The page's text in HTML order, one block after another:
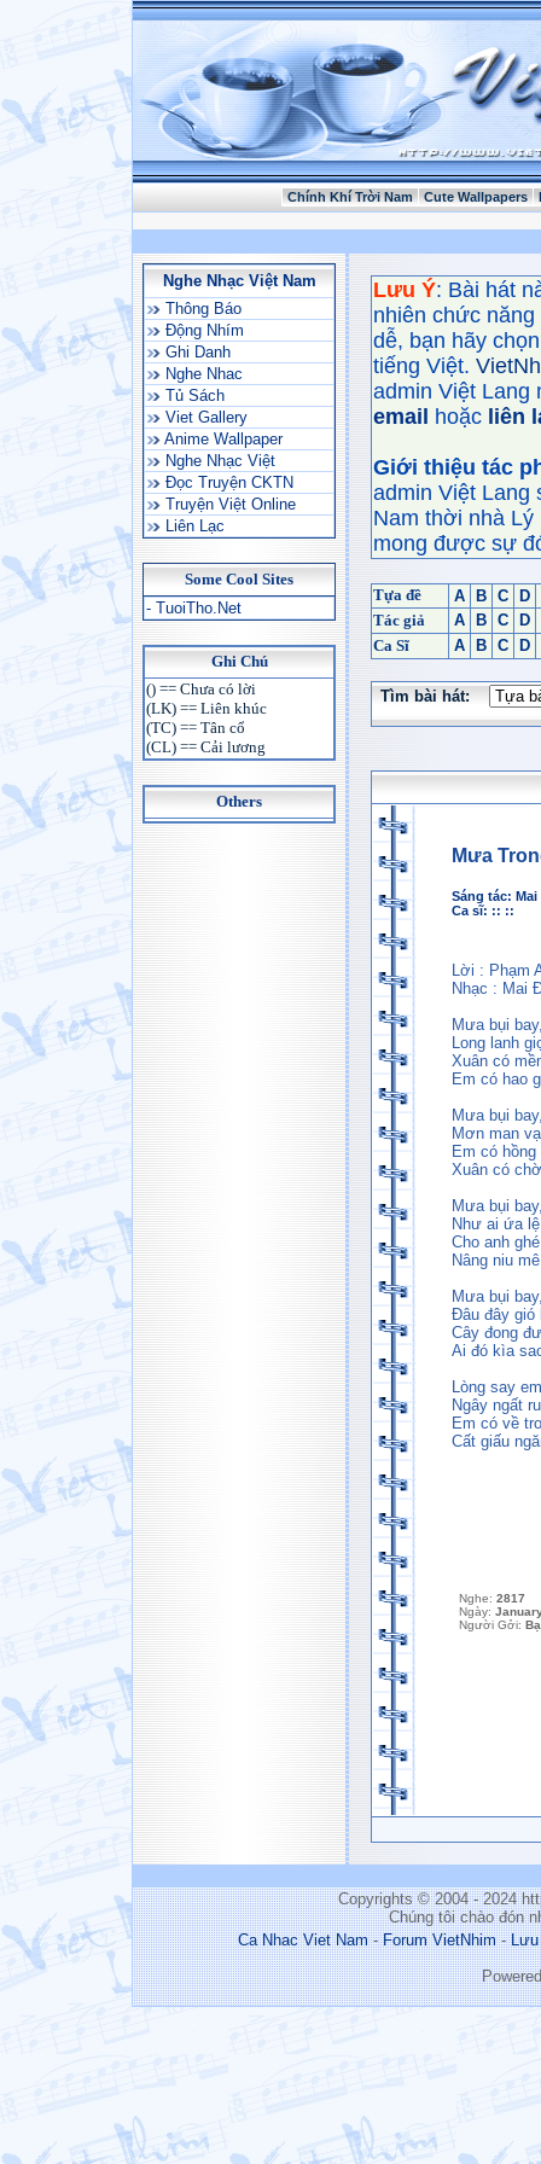
Chính Khí Trời Nam Cute Wallpapers
Nghe Nhạc Việt Nam
Thông Báo
Động Nhím
Ghi Danh
Nghe Nhac
Tủ Sách
Viet Gallery
Anime Wallpaper
Nghe Nhạc Việt
Đọc Truyện CKTN
Truyện Việt Online
Liên Lạc
Some Cool Sites
- TuoiTho.Net
Ghi Chú
() == Chưa có lời
(LK) == Liên khúc
(TC) == Tân cổ
(CL) == Cải lương
Others
Lưu Ý: Bài hát
nhiên chức
dễ, bạn hãy
tiếng Việt.
admin Việt Lang
email
hoặc liên
Giới thiệu tác
admin Việt Lang
Nam thời nhà
mong được sự
Tựa đề A B C
D
Tác giả
A B C
D
Ca Sĩ
A B C D
Tìm bài hát:
Mưa
Sáng tác:
Ca sĩ: :: ::
Lời : Phạm
Nhạc : Mai
Mưa bụi
Long lanh
Xuân có
Em có hao
Mưa bụi
Mơn man
Em có
Xuân có
Mưa bụi
Như ai ứa
Cho anh
Nâng niu
Mưa bụi
Đâu đây gió
Cây đong
Ai đó kìa
Lòng say
Ngây ngất
Em có về
Cất giấu
Nghe: 2817
Ngày:
Người Gởi:
Copyrights © 2004 - 2024
Chúng tôi chào đón
Ca Nhac Viet Nam-Forum VietNhim-